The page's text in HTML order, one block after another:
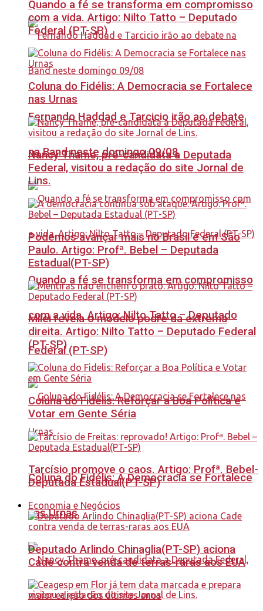
Fernando Haddad e Tarcicio irão ao debate
na Band neste domingo 09/08
Quando a fé se transforma em compromisso
com a vida. Artigo: Nilto Tatto – Deputado
Federal (PT-SP)
Coluna do Fidélis: A Democracia se Fortalece
nas Urnas
Quando a fé se transforma em compromisso
com a vida. Artigo: Nilto Tatto – Deputado
Federal (PT-SP)
Coluna do Fidélis: A Democracia se Fortalece
nas Urnas
Nancy Thame, pré-candidata a Deputada
Federal, visitou a redação do site Jornal de
Lins.
Podemos avançar mais no Brasil e em São
Paulo. Artigo: Profª. Bebel – Deputada
Estadual(PT-SP)
Milei revela o modelo podre da extrema
direita. Artigo: Nilto Tatto – Deputado Federal
(PT-SP)
Coluna do Fidelis: Reforçar a Boa Política e
Votar em Gente Séria
Tarcísio promove o caos. Artigo: Profª. Bebel-
Deputada Estadual(PT-SP)
Economia e Negócios
Deputado Arlindo Chinaglia(PT-SP) aciona
Cade contra venda de terras-raras aos EUA